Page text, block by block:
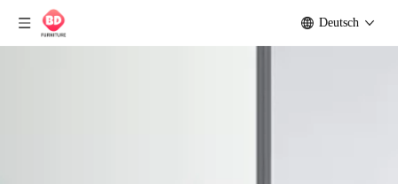
Deutsch